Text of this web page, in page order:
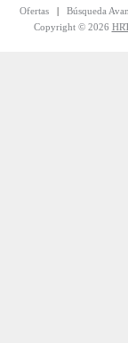
Ofertas| Búsqueda
Copyright © 2026